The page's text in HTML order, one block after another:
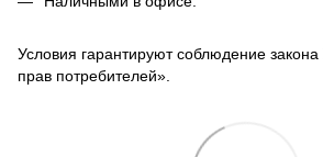
Условия гарантируют соблюдение
прав потребителей».